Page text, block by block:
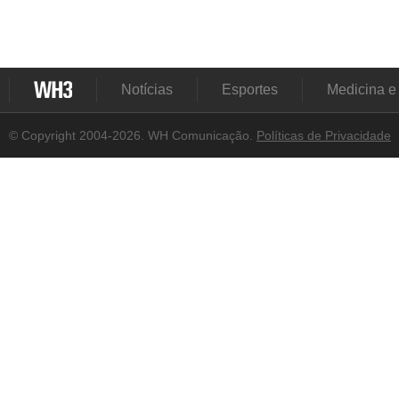
Notícias Esportes Medicina
© Copyright 2004-2026. WH Comunicação. Políticas de Privacidade